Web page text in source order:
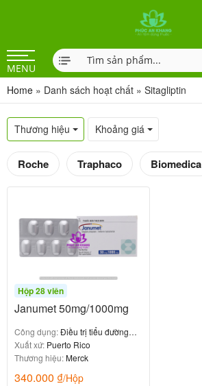
MENU
Home » Danh sách hoạt chất » Sitagliptin
Thương hiệu Khoảng giá
Roche Traphaco Biomedica
Hộp 28 viên
Janumet 50mg/1000mg
Công dụng:Điều trị tiểu đường
tuyp 2
Xuất xứ: Puerto Rico
Thương hiệu:Merck
340.000 ₫/Hộp